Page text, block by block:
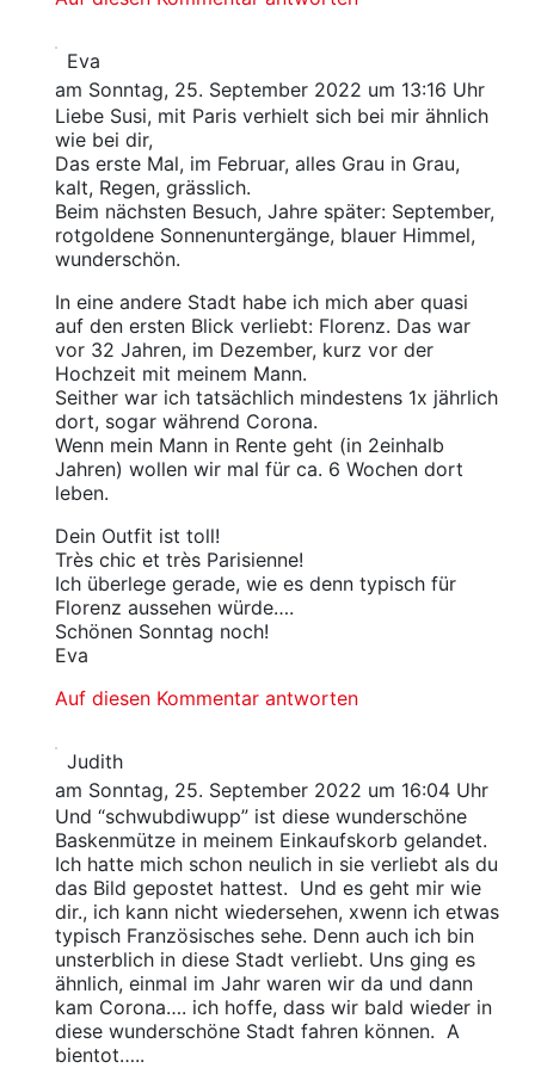
Eva
am Sonntag, 25. September 2022 um 13:16 Uhr
Liebe Susi, mit Paris verhielt sich bei mir ähnlich
wie bei dir,
Das erste Mal, im Februar, alles Grau in Grau,
kalt, Regen, grässlich.
Beim nächsten Besuch, Jahre später: September,
rotgoldene Sonnenuntergänge, blauer Himmel,
wunderschön.
In eine andere Stadt habe ich mich aber quasi
auf den ersten Blick verliebt: Florenz. Das war
vor 32 Jahren, im Dezember, kurz vor der
Hochzeit mit meinem Mann.
Seither war ich tatsächlich mindestens 1x jährlich
dort, sogar während Corona.
Wenn mein Mann in Rente geht (in 2einhalb
Jahren) wollen wir mal für ca. 6 Wochen dort
leben.
Dein Outfit ist toll!
Très chic et très Parisienne!
Ich überlege gerade, wie es denn typisch für
Florenz aussehen würde….
Schönen Sonntag noch!
Eva
Auf diesen Kommentar antworten
Judith
am Sonntag, 25. September 2022 um 16:04 Uhr
Und “schwubdiwupp” ist diese wunderschöne
Baskenmütze in meinem Einkaufskorb gelandet.
Ich hatte mich schon neulich in sie verliebt als du
das Bild gepostet hattest. Und es geht mir wie
dir., ich kann nicht wiedersehen, xwenn ich etwas
typisch Französisches sehe. Denn auch ich bin
unsterblich in diese Stadt verliebt. Uns ging es
ähnlich, einmal im Jahr waren wir da und dann
kam Corona…. ich hoffe, dass wir bald wieder in
diese wunderschöne Stadt fahren können. A
bientot…..